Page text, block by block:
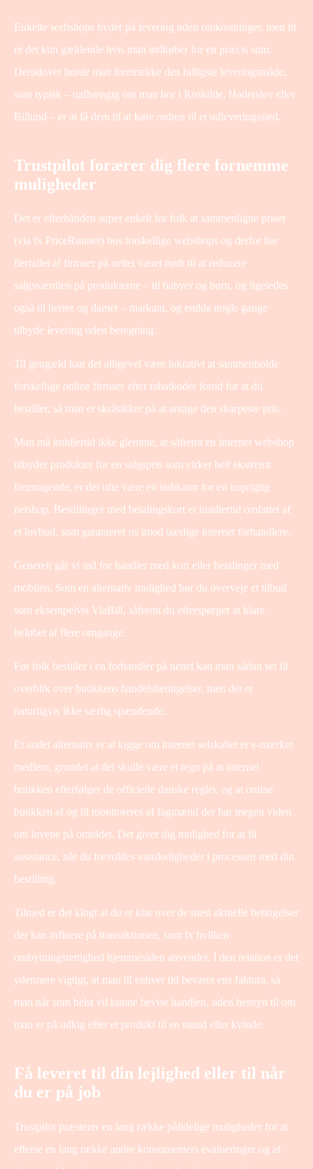
Enkelte webshops byder på levering uden omkostninger, men tit
er det kun gældende hvis man indkøber for en præcis sum.
Derudover burde man foretrække den billigste leveringsmåde,
som typisk – uafhængig om man bor i Roskilde, Haderslev eller
Billund – er at få dem til at køre ordren til et udleveringssted.
Trustpilot forærer dig flere fornemme
muligheder
Det er efterhånden super enkelt for folk at sammenligne priser
(via fx PriceRunner) hos forskellige webshops og derfor har
flertallet af firmaer på nettet været nødt til at reducere
salgsværdien på produkterne – til babyer og børn, og ligeledes
også til herrer og damer – markant, og endda nogle gange
tilbyde levering uden beregning.
Til gengæld kan det alligevel være lukrativt at sammenholde
forskellige online firmaer efter rabatkoder forud for at du
bestiller, så man er skråsikker på at antage den skarpeste pris.
Man må imidlertid ikke glemme, at såfremt en internet webshop
tilbyder produkter for en salgspris som virker helt ekstremt
fremragende, er det ofte være en indikator for en uoprigtig
netshop. Bestillinger med betalingskort er imidlertid omfattet af
et lovbud, som garanterer os imod uærlige internet forhandlere.
Generelt går vi ind for handler med kort eller betalinger med
mobilen. Som en alternativ mulighed bør du overveje et tilbud
som eksempelvis ViaBill, såfremt du efterspørger at klare
beløbet af flere omgange.
Før folk bestiller i en forhandler på nettet kan man sådan set få
overblik over butikkens handelsbetingelser, men det er
naturligvis ikke særlig spændende.
Et andet alternativ er at kigge om internet selskabet er e-mærket
medlem, grundet at det skulle være et tegn på at internet
butikken efterfølger de officielle danske regler, og at online
butikken af og til monitoreres af fagmænd der har megen viden
om lovene på området. Det giver dig mulighed for at få
assistance, når du forvoldes vanskeligheder i processen med din
bestilling.
Tilmed er det klogt at du er klar over de mest aktuelle betingelser
der kan influere på transaktionen, som fx hvilken
ombytningsrettighed hjemmesiden anvender. I den relation er det
ydermere vigtigt, at man til enhver tid bevarer ens faktura, så
man når som helst vil kunne bevise handlen, uden hensyn til om
man er på udkig efter et produkt til en mand eller kvinde.
Få leveret til din lejlighed eller til når
du er på job
Trustpilot præsterer en lang række pålidelige muligheder for at
efterse en lang række andre konsumenters evalueringer og af